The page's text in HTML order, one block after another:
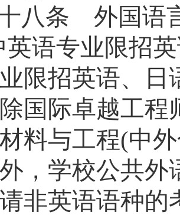
八条 外国语
英语专业限招
限招英语、日
国际卓越工
料与工程(中
，学校公共外
非英语语种的